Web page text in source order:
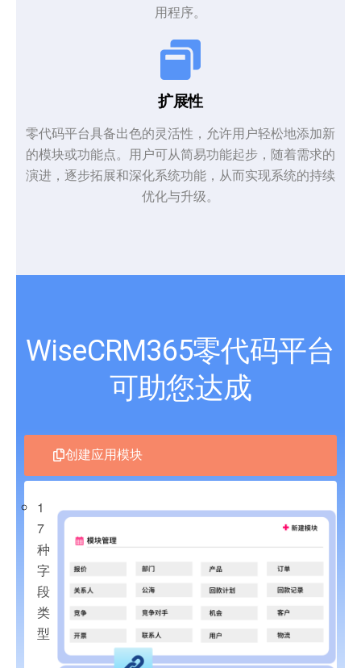
用程序。
扩展性
零代码平台具备出色的灵活性，允许用户轻松地添加新
的模块或功能点。用户可从简易功能起步，随着需求的
演进，逐步拓展和深化系统功能，从而实现系统的持续
优化与升级。
WiseCRM365零代码平台
可助您达成
创建应用模块
1
7
种
字
段
类
型